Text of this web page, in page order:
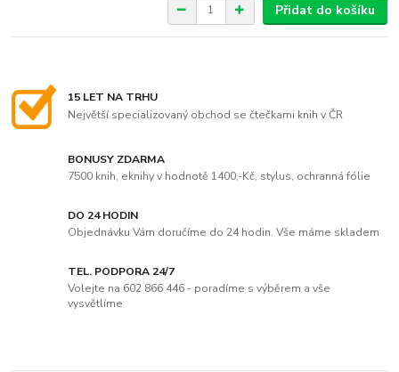
Přidat do košíku
15 LET NA TRHU
Největší specializovaný obchod se čtečkami knih v ČR
BONUSY ZDARMA
7500 knih, eknihy v hodnotě 1400,-Kč, stylus, ochranná fólie
DO 24 HODIN
Objednávku Vám doručíme do 24 hodin. Vše máme skladem
TEL. PODPORA 24/7
Volejte na 602 866 446 - poradíme s výběrem a vše
vysvětlíme